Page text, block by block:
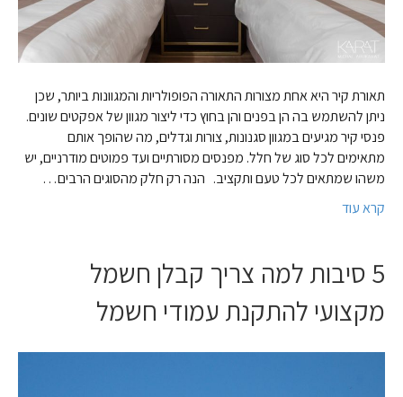
תאורת קיר היא אחת מצורות התאורה הפופולריות והמגוונות ביותר, שכן
ניתן להשתמש בה הן בפנים והן בחוץ כדי ליצור מגוון של אפקטים שונים.
פנסי קיר מגיעים במגוון סגנונות, צורות וגדלים, מה שהופך אותם
מתאימים לכל סוג של חלל. מפנסים מסורתיים ועד פמוטים מודרניים, יש
משהו שמתאים לכל טעם ותקציב. הנה רק חלק מהסוגים הרבים…
קרא עוד
5 סיבות למה צריך קבלן חשמל
מקצועי להתקנת עמודי חשמל